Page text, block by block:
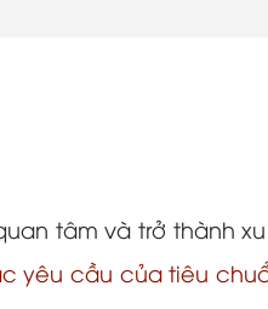
tâm và trở thành
yêu cầu của tiêu